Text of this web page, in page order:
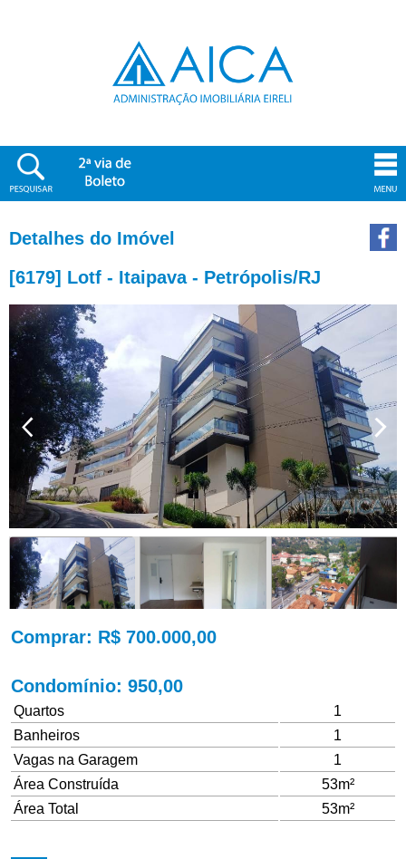
Detalhes do Imóvel
[6179] Lotf - Itaipava - Petrópolis/RJ
Comprar: R$ 700.000,00
Condomínio: 950,00
Quartos
1
Banheiros
1
Vagas na Garagem
1
Área Construída
53m²
Área Total
53m²